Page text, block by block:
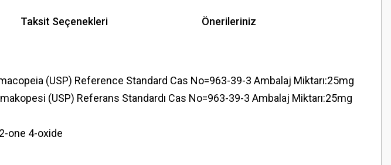
Taksit Seçenekleri Önerileriniz
(USP) Reference Standard Cas No=963-39-3 Ambalaj Miktarı:25mg
(USP) Referans Standardı Cas No=963-39-3 Ambalaj Miktarı:25mg
one 4-oxide